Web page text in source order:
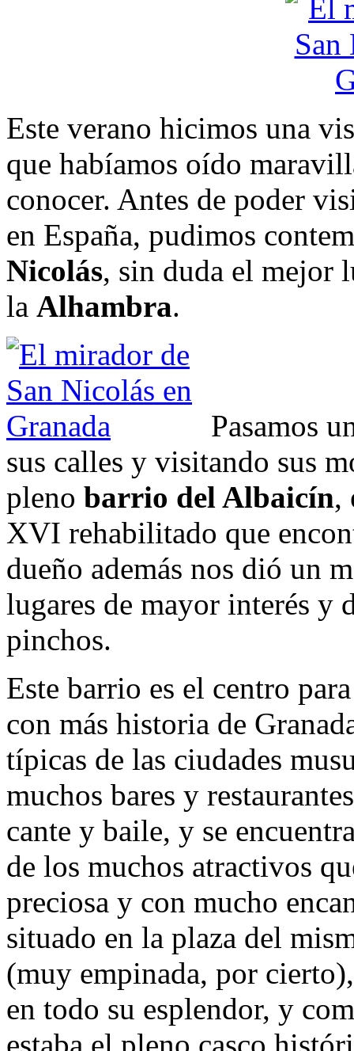
Este verano hicimos una
que habíamos oído
conocer. Antes de poder
en España, pudimos
Nicolás, sin duda el mejor
la Alhambra.
Pasamos
sus calles y visitando sus
pleno barrio del Albaicín,
XVI rehabilitado que
dueño además nos dió un
lugares de mayor interés y
pinchos.
Este barrio es el centro
con más historia de
típicas de las ciudades
muchos bares y
cante y baile, y se
de los muchos atractivos
preciosa y con mucho
situado en la plaza del
(muy empinada, por
en todo su esplendor, y